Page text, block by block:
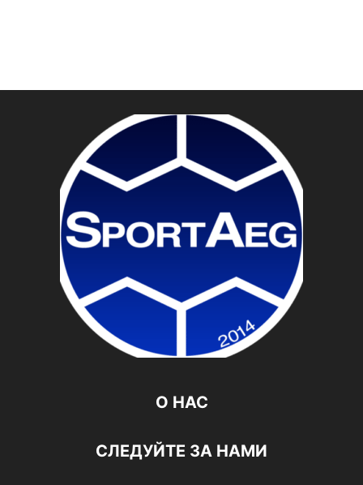
О НАС
СЛЕДУЙТЕ ЗА НАМИ